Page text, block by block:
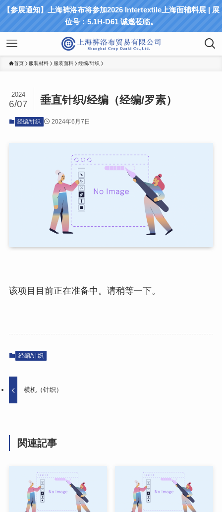
【参展通知】上海裤洛布将参加2026 Intertextile上海面辅料展 | 展
位号：5.1H-D61 诚邀莅临。
首页 服装材料 服装面料 经编/针织
垂直针织/经编（经编/罗素）
2024
6/07
经编/针织 2024年6月7日
该项目目前正在准备中。请稍等一下。
经编/针织
横机（针织）
関連記事